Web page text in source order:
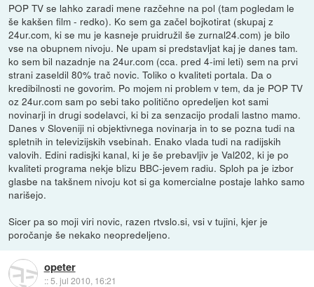
POP TV se lahko zaradi mene razčehne na pol (tam pogledam le
še kakšen film - redko). Ko sem ga začel bojkotirat (skupaj z
24ur.com, ki se mu je kasneje pruidružil še zurnal24.com) je bilo
vse na obupnem nivoju. Ne upam si predstavljat kaj je danes tam.
ko sem bil nazadnje na 24ur.com (cca. pred 4-imi leti) sem na prvi
strani zaseldil 80% trač novic. Toliko o kvaliteti portala. Da o
kredibilnosti ne govorim. Po mojem ni problem v tem, da je POP TV
oz 24ur.com sam po sebi tako politično opredeljen kot sami
novinarji in drugi sodelavci, ki bi za senzacijo prodali lastno mamo.
Danes v Sloveniji ni objektivnega novinarja in to se pozna tudi na
spletnih in televizijskih vsebinah. Enako vlada tudi na radijskih
valovih. Edini radisjki kanal, ki je še prebavljiv je Val202, ki je po
kvaliteti programa nekje blizu BBC-jevem radiu. Sploh pa je izbor
glasbe na takšnem nivoju kot si ga komercialne postaje lahko samo
narišejo.
Sicer pa so moji viri novic, razen rtvslo.si, vsi v tujini, kjer je
poročanje še nekako neopredeljeno.
opeter
::5. jul 2010, 16:21